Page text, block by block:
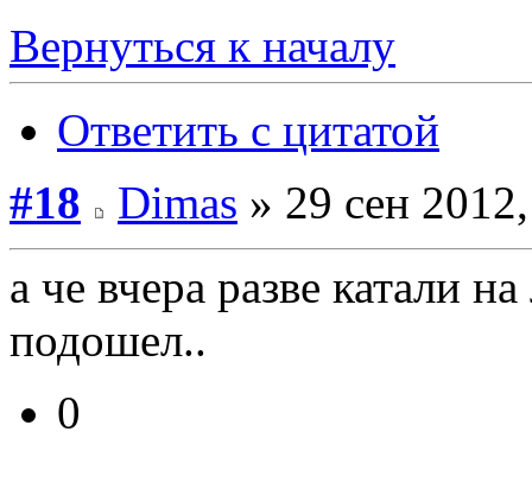
Вернуться к началу
Ответить с цитатой
#18
Dimas » 29 сен
а че вчера разве катали
подошел..
0